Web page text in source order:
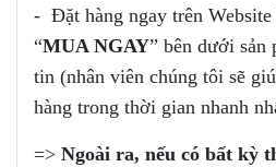
- Đặt hàng ngay trên
“MUA NGAY” bên dưới sản
tin (nhân viên chúng tôi sẽ
hàng trong thời gian nhanh
=> Ngoài ra, nếu có bất kỳ